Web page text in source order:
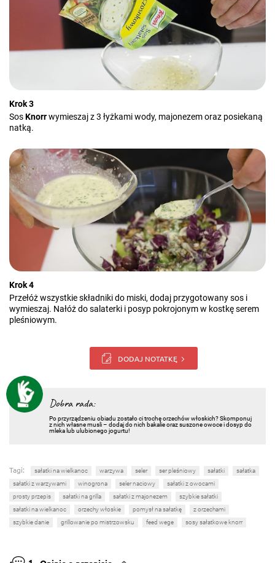
Krok 3
SosKnorrwymieszaj z 3 łyżkami wody, majonezem oraz posiekaną
natką.
Krok 4
Przełóż wszystkie składniki do miski, dodaj przygotowany sos i
wymieszaj. Nałóż do salaterki i posyp pokrojonym w kostkę serem
pleśniowym.
DODAJ NOTATKĘ
Dobra rada:
Po przyrządzeniu obiadu zostało ci trochę orzechów włoskich? Skomponuj
z nich własne musli – dodaj do nich bakalie oraz suszone owoce i dosyp do
mleka lub ulubionego jogurtu!
Tagi: sałatki na wielkanoc warzywa seler ser pleśniowy sałatki
sałatka
sałatki z warzywami
winogrona seler naciowy
sałatki z owocami
prosty przepis
sałatki na grilla sałatki z majonezem
szybkie sałatki
sałatki na wielkanoc
orzechy włoskie pomysł na sałatkę
z orzechami
szybkie danie
grillowanie po mistrzowsku feed wege sosy sałatkowe knorr